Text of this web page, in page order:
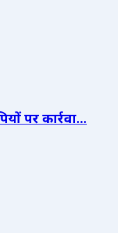
पर कार्रवा...